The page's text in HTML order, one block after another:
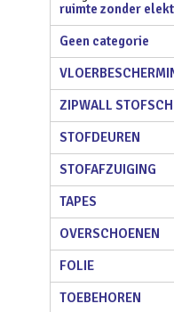
ruimte zonder
Geen categorie
ZIPWALL
STOFDEUREN
STOFAFZUIGING
TAPES
OVERSCHOENEN
FOLIE
TOEBEHOREN